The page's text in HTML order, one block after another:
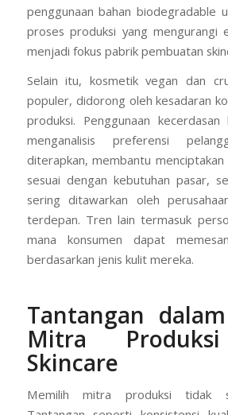
penggunaan bahan biodegradable
proses produksi yang mengurangi
menjadi fokus pabrik pembuatan
Selain itu, kosmetik vegan dan
populer, didorong oleh kesadaran
produksi. Penggunaan
menganalisis preferensi
diterapkan, membantu
sesuai dengan kebutuhan pasar,
sering ditawarkan oleh
terdepan. Tren lain termasuk
mana konsumen dapat
berdasarkan jenis kulit mereka.
Tantangan
Mitra
Skincare
Memilih mitra produksi tidak